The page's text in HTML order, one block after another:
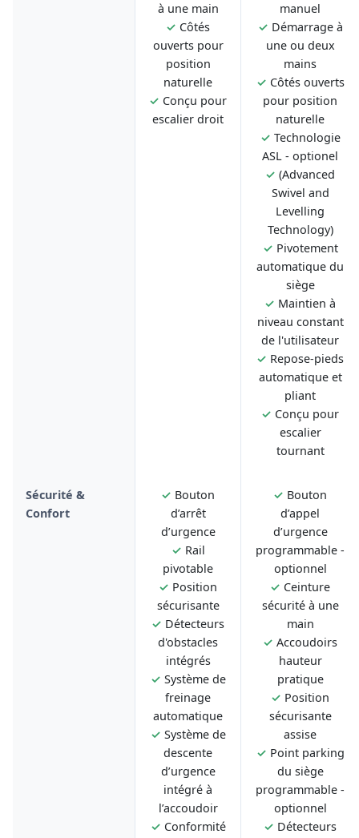
à une main
✓ Côtés
ouverts pour
position
naturelle
✓ Conçu pour
escalier droit
manuel
✓ Démarrage à
une ou deux
mains
✓ Côtés ouverts
pour position
naturelle
✓ Technologie
ASL - optionel
✓ (Advanced
Swivel and
Levelling
Technology)
✓ Pivotement
automatique du
siège
✓ Maintien à
niveau constant
de l'utilisateur
✓ Repose-pieds
automatique et
pliant
✓ Conçu pour
escalier
tournant
Sécurité &
Confort
✓ Bouton
d’arrêt
d’urgence
✓ Rail
pivotable
✓ Position
sécurisante
✓ Détecteurs
d'obstacles
intégrés
✓ Système de
freinage
automatique
✓ Système de
descente
d’urgence
intégré à
l’accoudoir
✓ Conformité
✓ Bouton
d’appel
d’urgence
programmable -
optionnel
✓ Ceinture
sécurité à une
main
✓ Accoudoirs
hauteur
pratique
✓ Position
sécurisante
assise
✓ Point parking
du siège
programmable -
optionnel
✓ Détecteurs